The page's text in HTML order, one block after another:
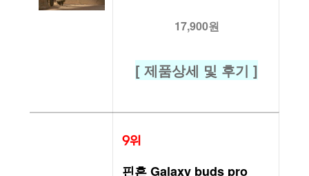
17,900원
[ 제품상세 및 후기 ]
9위
핀흔 Galaxy buds pro